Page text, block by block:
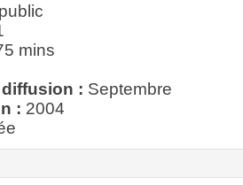
mins
: Septembre
: 2004